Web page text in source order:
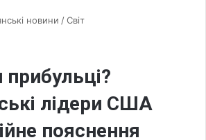
новини /Світ
лідери США
пояснення